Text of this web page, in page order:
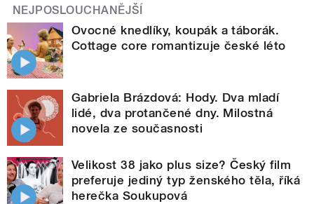
NEJPOSLOUCHANĚJŠÍ
Ovocné knedlíky, koupák a táborák.
Cottage core romantizuje české léto
Gabriela Brázdová: Hody. Dva mladí
lidé, dva protančené dny. Milostná
novela ze současnosti
Velikost 38 jako plus size? Český film
preferuje jediný typ ženského těla, říká
herečka Soukupová